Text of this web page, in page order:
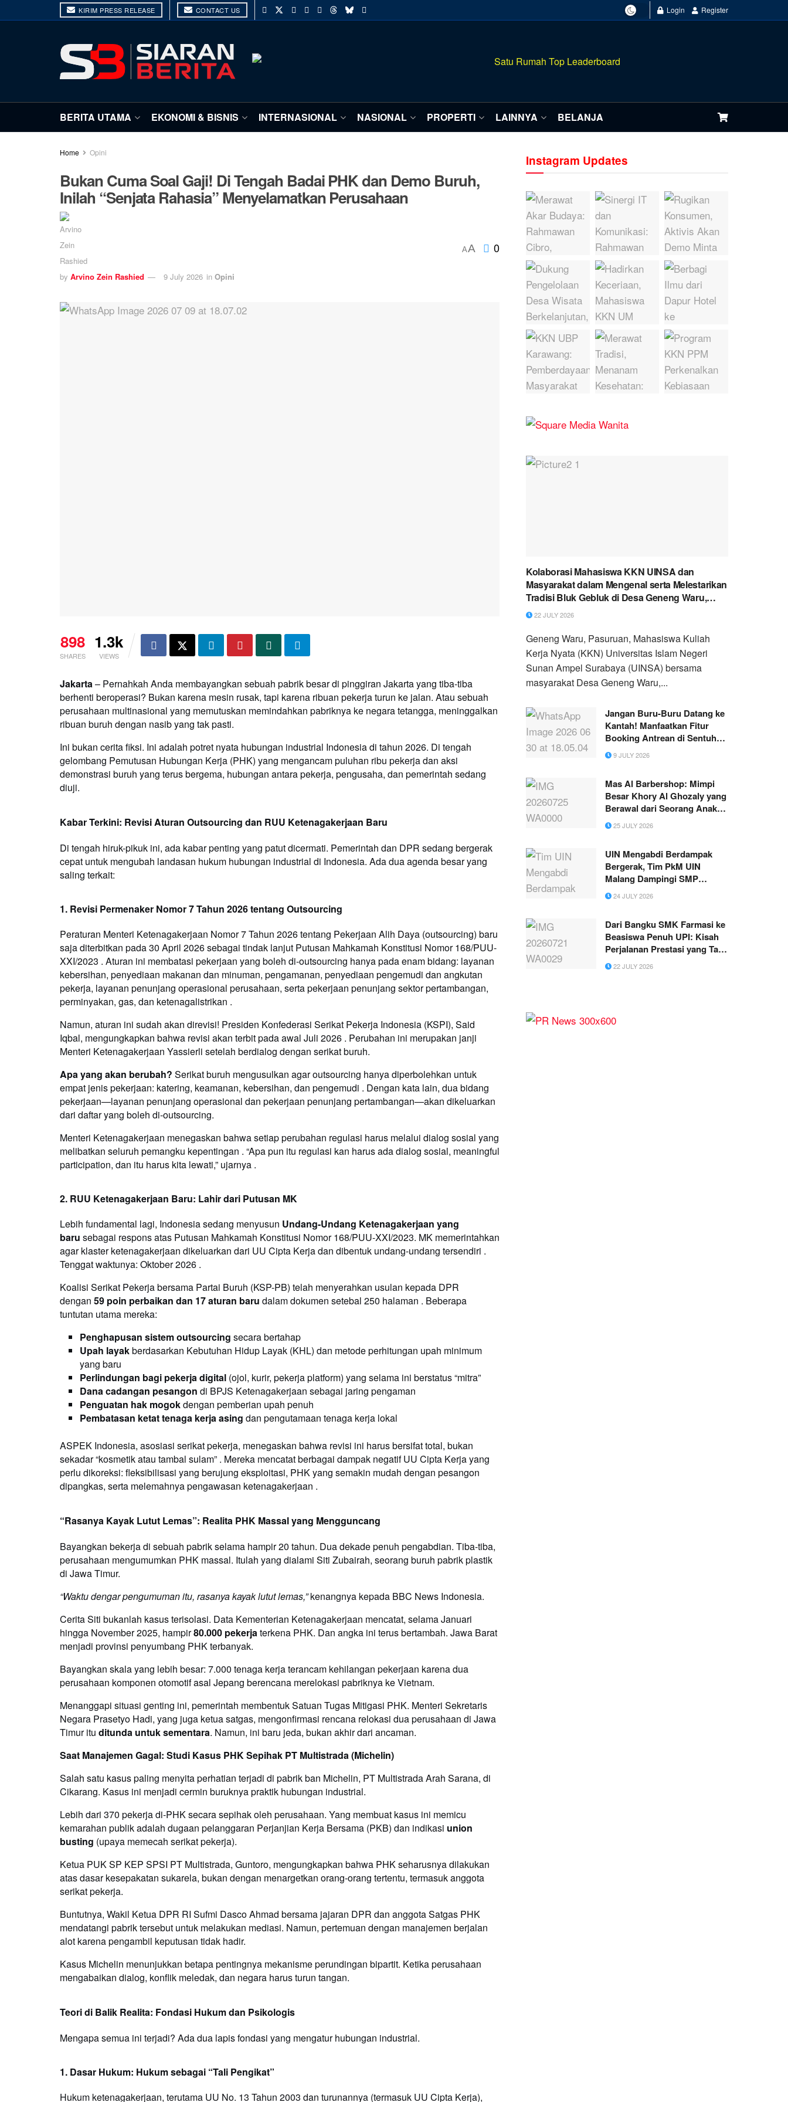
KIRIM PRESS RELEASE CONTACT US Login Register
BERITA UTAMA EKONOMI & BISNIS INTERNASIONAL NASIONAL PROPERTI LAINNYA BELANJA
Home Opini
Bukan Cuma Soal Gaji! Di Tengah Badai PHK dan Demo Buruh,
Inilah “Senjata Rahasia” Menyelamatkan Perusahaan
by Arvino Zein Rashied 9 July 2026 in Opini
AA 0
898
SHARES
1.3k
VIEWS
Jakarta– Pernahkah Anda membayangkan sebuah pabrik besar di pinggiran Jakarta yang tiba-tiba
berhenti beroperasi? Bukan karena mesin rusak, tapi karena ribuan pekerja turun ke jalan. Atau sebuah
perusahaan multinasional yang memutuskan memindahkan pabriknya ke negara tetangga, meninggalkan
ribuan buruh dengan nasib yang tak pasti.
Ini bukan cerita fiksi. Ini adalah potret nyata hubungan industrial Indonesia di tahun 2026. Di tengah
gelombang Pemutusan Hubungan Kerja (PHK) yang mengancam puluhan ribu pekerja dan aksi
demonstrasi buruh yang terus bergema, hubungan antara pekerja, pengusaha, dan pemerintah sedang
diuji.
Kabar Terkini: Revisi Aturan Outsourcing dan RUU Ketenagakerjaan Baru
Di tengah hiruk-pikuk ini, ada kabar penting yang patut dicermati. Pemerintah dan DPR sedang bergerak
cepat untuk mengubah landasan hukum hubungan industrial di Indonesia. Ada dua agenda besar yang
saling terkait:
1. Revisi Permenaker Nomor 7 Tahun 2026 tentang Outsourcing
Peraturan Menteri Ketenagakerjaan Nomor 7 Tahun 2026 tentang Pekerjaan Alih Daya (outsourcing) baru
saja diterbitkan pada 30 April 2026 sebagai tindak lanjut Putusan Mahkamah Konstitusi Nomor 168/PUU-
XXI/2023 . Aturan ini membatasi pekerjaan yang boleh di-outsourcing hanya pada enam bidang: layanan
kebersihan, penyediaan makanan dan minuman, pengamanan, penyediaan pengemudi dan angkutan
pekerja, layanan penunjang operasional perusahaan, serta pekerjaan penunjang sektor pertambangan,
perminyakan, gas, dan ketenagalistrikan .
Namun, aturan ini sudah akan direvisi! Presiden Konfederasi Serikat Pekerja Indonesia (KSPI), Said
Iqbal, mengungkapkan bahwa revisi akan terbit pada awal Juli 2026 . Perubahan ini merupakan janji
Menteri Ketenagakerjaan Yassierli setelah berdialog dengan serikat buruh.
Apa yang akan berubah? Serikat buruh mengusulkan agar outsourcing hanya diperbolehkan untuk
empat jenis pekerjaan: katering, keamanan, kebersihan, dan pengemudi . Dengan kata lain, dua bidang
pekerjaan—layanan penunjang operasional dan pekerjaan penunjang pertambangan—akan dikeluarkan
dari daftar yang boleh di-outsourcing.
Menteri Ketenagakerjaan menegaskan bahwa setiap perubahan regulasi harus melalui dialog sosial yang
melibatkan seluruh pemangku kepentingan . “Apa pun itu regulasi kan harus ada dialog sosial, meaningful
participation, dan itu harus kita lewati,” ujarnya .
2. RUU Ketenagakerjaan Baru: Lahir dari Putusan MK
Lebih fundamental lagi, Indonesia sedang menyusun Undang-Undang Ketenagakerjaan yang
baru sebagai respons atas Putusan Mahkamah Konstitusi Nomor 168/PUU-XXI/2023. MK memerintahkan
agar klaster ketenagakerjaan dikeluarkan dari UU Cipta Kerja dan dibentuk undang-undang tersendiri .
Tenggat waktunya: Oktober 2026 .
Koalisi Serikat Pekerja bersama Partai Buruh (KSP-PB) telah menyerahkan usulan kepada DPR
dengan 59 poin perbaikan dan 17 aturan baru dalam dokumen setebal 250 halaman . Beberapa
tuntutan utama mereka:
Penghapusan sistem outsourcing secara bertahap
Upah layakberdasarkan Kebutuhan Hidup Layak (KHL) dan metode perhitungan upah minimum
yang baru
Perlindungan bagi pekerja digital (ojol, kurir, pekerja platform) yang selama ini berstatus “mitra”
Dana cadangan pesangon di BPJS Ketenagakerjaan sebagai jaring pengaman
Penguatan hak mogokdengan pemberian upah penuh
Pembatasan ketat tenaga kerja asing dan pengutamaan tenaga kerja lokal
ASPEK Indonesia, asosiasi serikat pekerja, menegaskan bahwa revisi ini harus bersifat total, bukan
sekadar “kosmetik atau tambal sulam” . Mereka mencatat berbagai dampak negatif UU Cipta Kerja yang
perlu dikoreksi: fleksibilisasi yang berujung eksploitasi, PHK yang semakin mudah dengan pesangon
dipangkas, serta melemahnya pengawasan ketenagakerjaan .
“Rasanya Kayak Lutut Lemas”: Realita PHK Massal yang Mengguncang
Bayangkan bekerja di sebuah pabrik selama hampir 20 tahun. Dua dekade penuh pengabdian. Tiba-tiba,
perusahaan mengumumkan PHK massal. Itulah yang dialami Siti Zubairah, seorang buruh pabrik plastik
di Jawa Timur.
“Waktu dengar pengumuman itu, rasanya kayak lutut lemas,”kenangnya kepada BBC News Indonesia.
Cerita Siti bukanlah kasus terisolasi. Data Kementerian Ketenagakerjaan mencatat, selama Januari
hingga November 2025, hampir80.000 pekerjaterkena PHK. Dan angka ini terus bertambah. Jawa Barat
menjadi provinsi penyumbang PHK terbanyak.
Bayangkan skala yang lebih besar: 7.000 tenaga kerja terancam kehilangan pekerjaan karena dua
perusahaan komponen otomotif asal Jepang berencana merelokasi pabriknya ke Vietnam.
Menanggapi situasi genting ini, pemerintah membentuk Satuan Tugas Mitigasi PHK. Menteri Sekretaris
Negara Prasetyo Hadi, yang juga ketua satgas, mengonfirmasi rencana relokasi dua perusahaan di Jawa
Timur itu ditunda untuk sementara. Namun, ini baru jeda, bukan akhir dari ancaman.
Saat Manajemen Gagal: Studi Kasus PHK Sepihak PT Multistrada (Michelin)
Salah satu kasus paling menyita perhatian terjadi di pabrik ban Michelin, PT Multistrada Arah Sarana, di
Cikarang. Kasus ini menjadi cermin buruknya praktik hubungan industrial.
Lebih dari 370 pekerja di-PHK secara sepihak oleh perusahaan. Yang membuat kasus ini memicu
kemarahan publik adalah dugaan pelanggaran Perjanjian Kerja Bersama (PKB) dan indikasi union
busting (upaya memecah serikat pekerja).
Ketua PUK SP KEP SPSI PT Multistrada, Guntoro, mengungkapkan bahwa PHK seharusnya dilakukan
atas dasar kesepakatan sukarela, bukan dengan menargetkan orang-orang tertentu, termasuk anggota
serikat pekerja.
Buntutnya, Wakil Ketua DPR RI Sufmi Dasco Ahmad bersama jajaran DPR dan anggota Satgas PHK
mendatangi pabrik tersebut untuk melakukan mediasi. Namun, pertemuan dengan manajemen berjalan
alot karena pengambil keputusan tidak hadir.
Kasus Michelin menunjukkan betapa pentingnya mekanisme perundingan bipartit. Ketika perusahaan
mengabaikan dialog, konflik meledak, dan negara harus turun tangan.
Teori di Balik Realita: Fondasi Hukum dan Psikologis
Mengapa semua ini terjadi? Ada dua lapis fondasi yang mengatur hubungan industrial.
1. Dasar Hukum: Hukum sebagai “Tali Pengikat”
Hukum ketenagakerjaan, terutama UU No. 13 Tahun 2003 dan turunannya (termasuk UU Cipta Kerja),
Instagram Updates
Kolaborasi Mahasiswa KKN UINSA dan
Masyarakat dalam Mengenal serta Melestarikan
Tradisi Bluk Gebluk di Desa Geneng Waru,
Kecamatan Rembang Kabupaten Pasuruan.
22 JULY 2026
Geneng Waru, Pasuruan, Mahasiswa Kuliah
Kerja Nyata (KKN) Universitas Islam Negeri
Sunan Ampel Surabaya (UINSA) bersama
masyarakat Desa Geneng Waru,...
Jangan Buru-Buru Datang ke
Kantah! Manfaatkan Fitur
Booking Antrean di Sentuh
Tanahku
9 JULY 2026
Mas Al Barbershop: Mimpi
Besar Khory Al Ghozaly yang
Berawal dari Seorang Anak
Petani
25 JULY 2026
UIN Mengabdi Berdampak
Bergerak, Tim PkM UIN
Malang Dampingi SMP
Tahfidz Insan Madani Blitar
Wujudkan Good School
24 JULY 2026
Dari Bangku SMK Farmasi ke
Beasiswa Penuh UPI: Kisah
Perjalanan Prestasi yang Tak
Pernah Berhenti
22 JULY 2026